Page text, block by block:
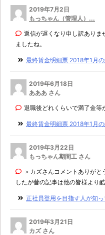
2019年7月2日
もっちゃん（管理人）...
返信が遅くなり申し訳ありま
ましたね。
最終賃金明細票 2018年1月
2019年6月18日
あああ さん
退職後どれくらいで満了金等
最終賃金明細票 2018年1月
2019年3月22日
もっちゃん期間工 さん
＞カズさんコメントありが
したが昔の記事は他の皆様より
正社員登用を目指す人が知
2019年3月21日
カズ さん